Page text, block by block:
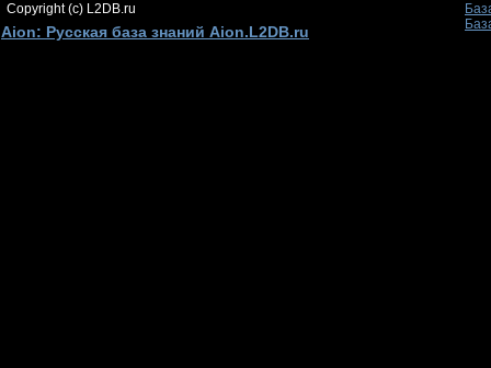
Copyright (c) L2DB.ru
Aion: Русская база знаний Aion.L2DB.ru